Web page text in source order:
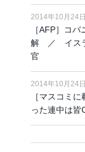
2014年10月24
［AFP］コ
解 ／ イスラ
官
2014年10月24
［マスコミ
った連中は皆